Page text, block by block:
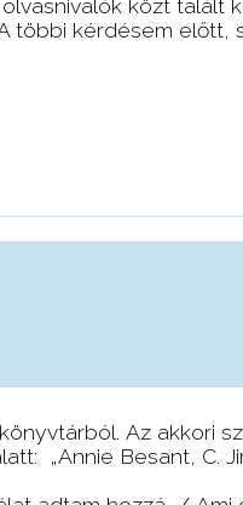
közt talált
többi kérdésem előtt,
Az akkori
„Annie Besant, C.